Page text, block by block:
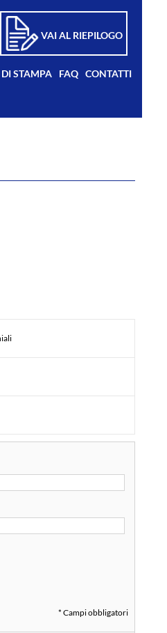
VAI AL RIEPILOGO
STAMPA FAQ CONTATTI
* Campi obbligatori